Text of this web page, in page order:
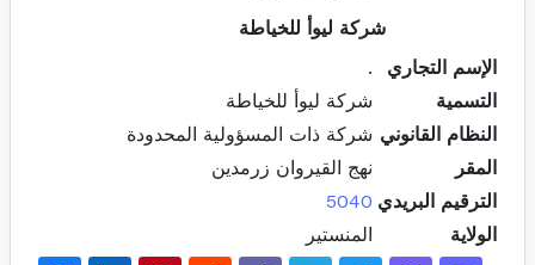
شركة ليوأ للخياطة
الإسم التجاري
.
التسمية
شركة ليوأ للخياطة
النظام القانوني شركة ذات المسؤولية المحدودة
المقر
نهج القيروان زرمدين
الترقيم البريدي 5040
الولاية
المنستير